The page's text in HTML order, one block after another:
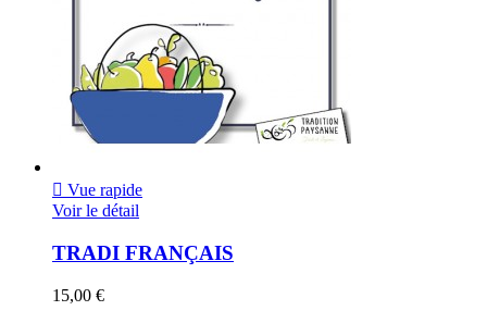
 Vue rapide
Voir le détail
TRADI FRANÇAIS
15,00 €